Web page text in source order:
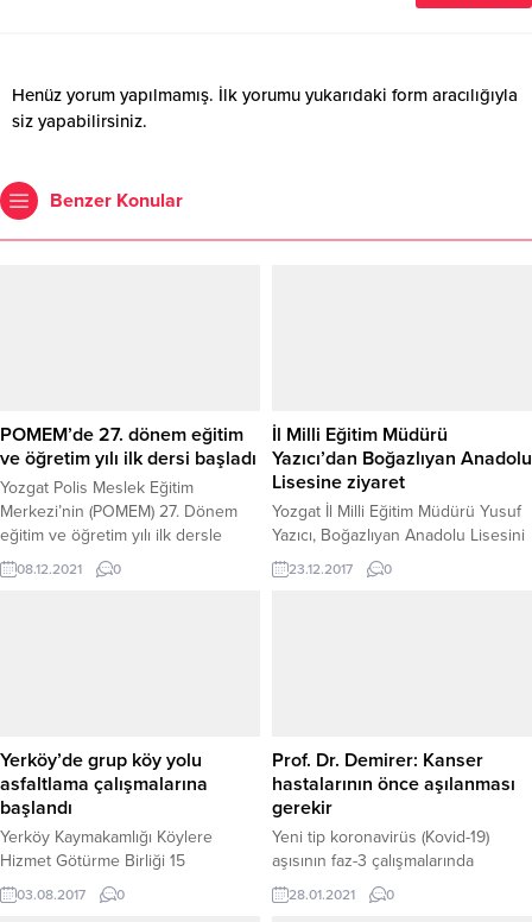
Henüz yorum yapılmamış. İlk yorumu yukarıdaki form aracılığıyla
siz yapabilirsiniz.
Benzer Konular
POMEM’de 27. dönem eğitim
ve öğretim yılı ilk dersi başladı
Yozgat Polis Meslek Eğitim
Merkezi’nin (POMEM) 27. Dönem
eğitim ve öğretim yılı ilk dersle
başladı.
08.12.2021 0
İl Milli Eğitim Müdürü
Yazıcı’dan Boğazlıyan Anadolu
Lisesine ziyaret
Yozgat İl Milli Eğitim Müdürü Yusuf
Yazıcı, Boğazlıyan Anadolu Lisesini
ziyaret etti. Burada öğretmenlerle
toplantı düzenleyen Yazıcı, eğitim
23.12.2017 0
Yerköy’de grup köy yolu
asfaltlama çalışmalarına
başlandı
Yerköy Kaymakamlığı Köylere
Hizmet Götürme Birliği 15
kilometrelik grup köy yolunun
asfaltlama çalışmasına başladı.
03.08.2017 0
Prof. Dr. Demirer: Kanser
hastalarının önce aşılanması
gerekir
Yeni tip koronavirüs (Kovid-19)
aşısının faz-3 çalışmalarında
gönüllü olarak aşı yaptıran Türkiye
Bilimler Akademisi (TÜBA) Kanser
28.01.2021 0